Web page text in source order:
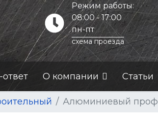
Режим работы:
08:00 - 17:00
пн-пт
схема проезда
О компании Статьи
Алюминиевый